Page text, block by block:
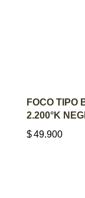
FOCO TIPO
2.200°K
$49.900